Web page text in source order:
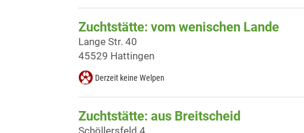
Zuchtstätte: vom wenischen Lande
Lange Str. 40
45529 Hattingen
Derzeit keine Welpen
Zuchtstätte: aus Breitscheid